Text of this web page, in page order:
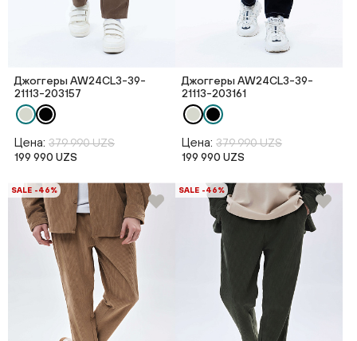
Джоггеры AW24CL3-39-
21113-203157
Цена: 379 990 UZS
199 990 UZS
Джоггеры AW24CL3-39-
21113-203161
Цена: 379 990 UZS
199 990 UZS
SALE -46% SALE -46%